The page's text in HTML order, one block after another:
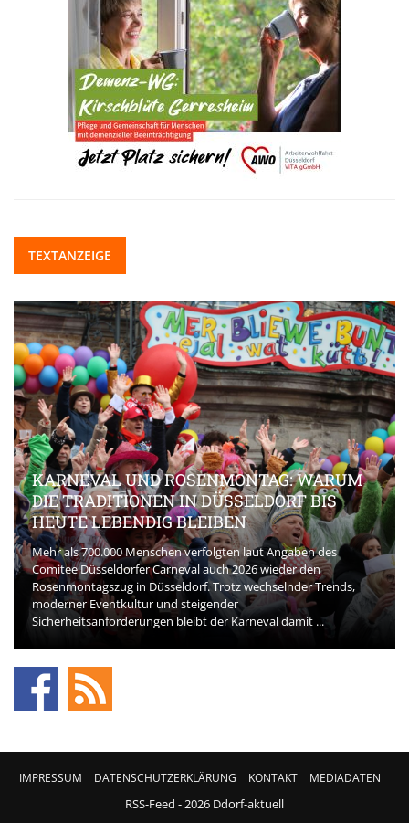
TEXTANZEIGE
KARNEVAL UND ROSENMONTAG: WARUM
DIE TRADITIONEN IN DÜSSELDORF BIS
HEUTE LEBENDIG BLEIBEN
Mehr als 700.000 Menschen verfolgten laut Angaben des
Comitee Düsseldorfer Carneval auch 2026 wieder den
Rosenmontagszug in Düsseldorf. Trotz wechselnder Trends,
moderner Eventkultur und steigender
Sicherheitsanforderungen bleibt der Karneval damit ...
IMPRESSUM DATENSCHUTZERKLÄRUNG KONTAKT MEDIADATEN
RSS-Feed - 2026 Ddorf-aktuell